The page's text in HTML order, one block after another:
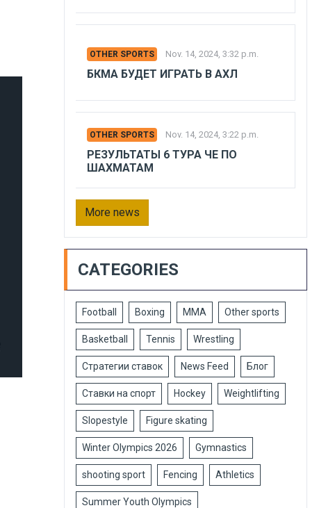
OTHER SPORTS Nov. 14, 2024, 3:32 p.m.
БКМА БУДЕТ ИГРАТЬ В АХЛ
OTHER SPORTS Nov. 14, 2024, 3:22 p.m.
РЕЗУЛЬТАТЫ 6 ТУРА ЧЕ ПО
ШАХМАТАМ
More news
CATEGORIES
Football Boxing MMA Other sports
Basketball Tennis Wrestling
Стратегии ставок News Feed Блог
Ставки на спорт Hockey Weightlifting
Slopestyle Figure skating
Winter Olympics 2026 Gymnastics
shooting sport Fencing Athletics
Summer Youth Olympics